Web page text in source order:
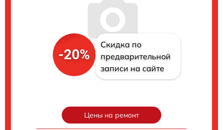
-20%
Скидка по
предварительной
записи на сайте
Цены на ремонт